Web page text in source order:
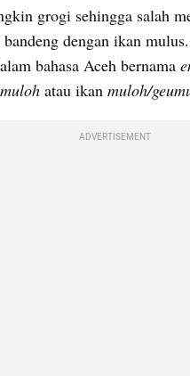
grogi sehingga salah
bandeng dengan ikan
bahasa Aceh bernama
atau ikan muloh/
ADVERTISEMENT